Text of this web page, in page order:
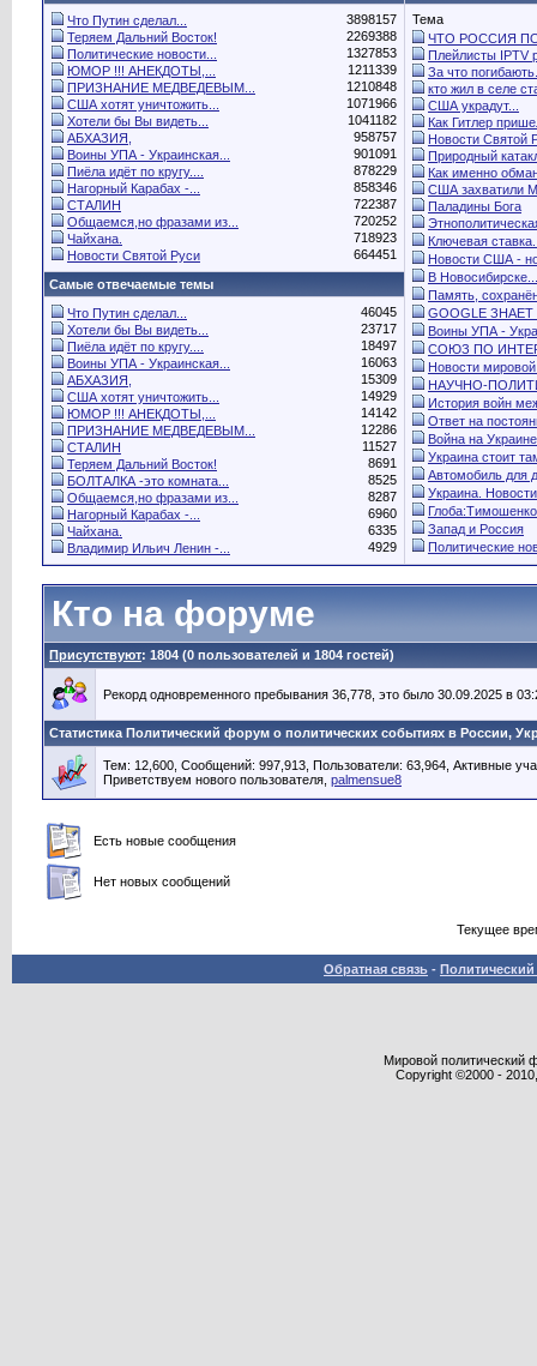
Что Путин сделал...
3898157
Теряем Дальний Восток!
2269388
Политические новости...
1327853
ЮМОР !!! АНЕКДОТЫ,...
1211339
ПРИЗНАНИЕ МЕДВЕДЕВЫМ...
1210848
США хотят уничтожить...
1071966
Хотели бы Вы видеть...
1041182
АБХАЗИЯ,
958757
Воины УПА - Украинская...
901091
Пиёла идёт по кругу....
878229
Нагорный Карабах -...
858346
СТАЛИН
722387
Общаемся,но фразами из...
720252
Чайхана.
718923
Новости Святой Руси
664451
Тема
ЧТО РОССИЯ
Плейлисты IPTV
За что
кто жил в селе
США украдут...
Как Гитлер
Новости Святой
Природный
Как именно
США захватили
Паладины Бога
Ключевая
Новости США -
В Новосибирске...
Память,
GOOGLE
Воины УПА -
СОЮЗ ПО
Новости
НАУЧНО-
История войн
Ответ на
Война на
Украина стоит
Автомобиль для
Украина.
Запад и Россия
Политические
Самые отвечаемые темы
Что Путин сделал...
46045
Хотели бы Вы видеть...
23717
Пиёла идёт по кругу....
18497
Воины УПА - Украинская...
16063
АБХАЗИЯ,
15309
США хотят уничтожить...
14929
ЮМОР !!! АНЕКДОТЫ,...
14142
ПРИЗНАНИЕ МЕДВЕДЕВЫМ...
12286
СТАЛИН
11527
Теряем Дальний Восток!
8691
БОЛТАЛКА -это комната...
8525
Общаемся,но фразами из...
8287
Нагорный Карабах -...
6960
Чайхана.
6335
Владимир Ильич Ленин -...
4929
Кто на форуме
Присутствуют: 1804 (0 пользователей и 1804 гостей)
Рекорд одновременного пребывания 36,778, это было 30.09.2025 в
Статистика Политический форум о политических событиях в России,
Тем: 12,600, Сообщений: 997,913, Пользователи: 63,964, Активные
Приветствуем нового пользователя, palmensue8
Есть новые сообщения
Нет новых сообщений
Текущее
Обратная связь -
Мировой политический
Copyright ©2000 -